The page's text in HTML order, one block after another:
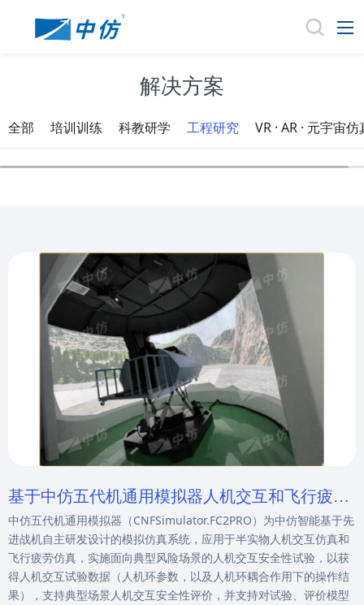
解决方案
全部 培训训练 科教研学 工程研究 VR · AR · 元宇宙仿
基于中仿五代机通用模拟器人机交互和飞行疲劳
仿真
中仿五代机通用模拟器（CNFSimulator.FC2PRO）为中仿智能基于先
进战机自主研发设计的模拟仿真系统，应用于半实物人机交互仿真和
飞行疲劳仿真，实施面向典型风险场景的人机交互安全性试验，以获
得人机交互试验数据（人机环参数，以及人机环耦合作用下的操作结
果），支持典型场景人机交互安全性评价，并支持对试验、评价模型